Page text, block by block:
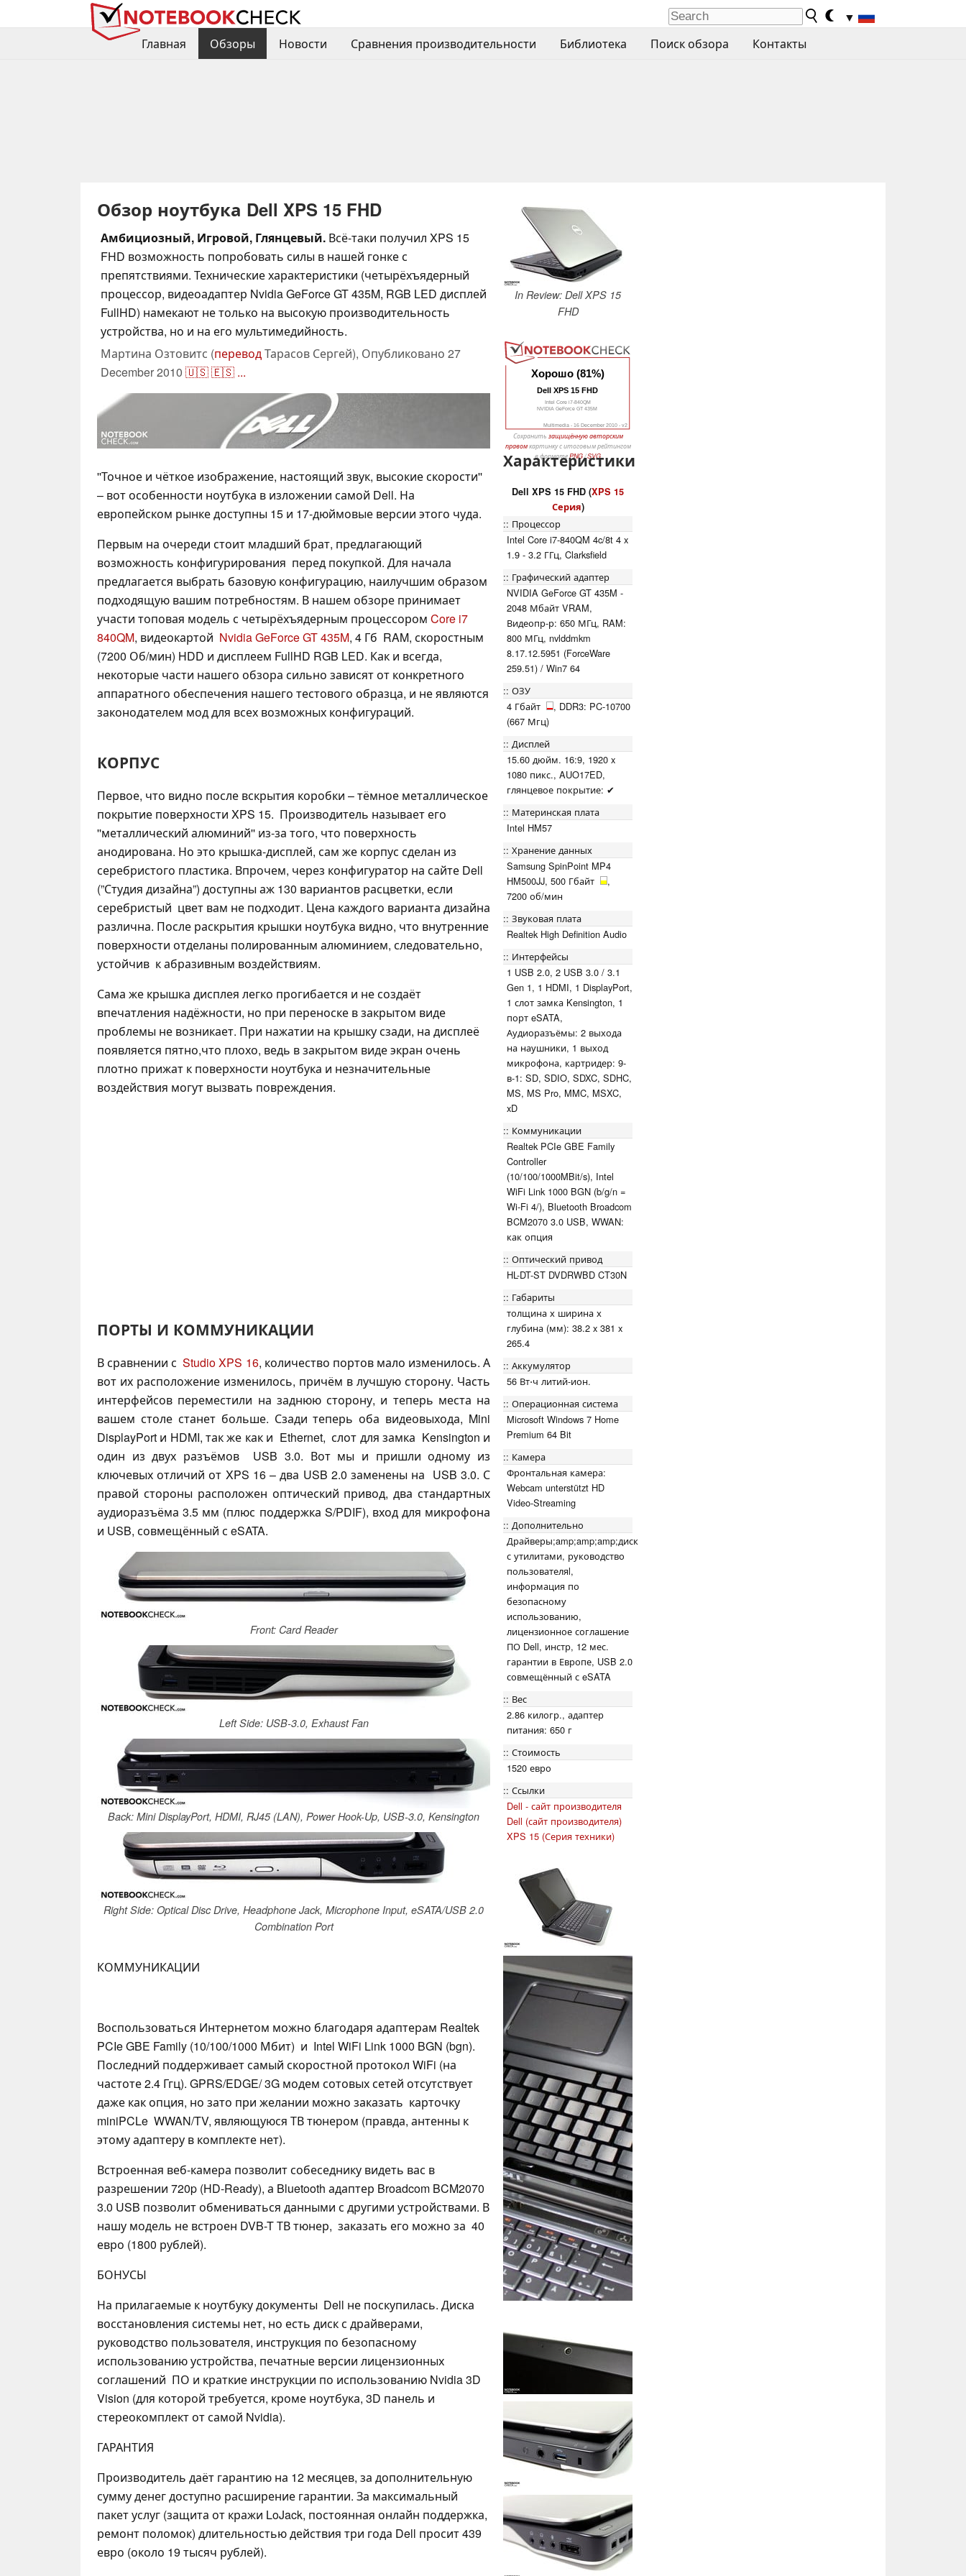
▼
Главная
Обзоры Новости Сравнения производительности Библиотека Поиск обзора Контакты
Обзор ноутбука Dell XPS 15 FHD
Амбициозный, Игровой, Глянцевый. Всё-таки получил XPS 15
FHD возможность попробовать силы в нашей гонке с
препятствиями. Технические характеристики (четырёхъядерный
процессор, видеоадаптер Nvidia GeForce GT 435M, RGB LED дисплей
FullHD) намекают не только на высокую производительность
устройства, но и на его мультимедийность.
Мартина Озтовитс (переводТарасов Сергей), Опубликовано 27
December 2010 🇺🇸🇪🇸 ...
''Точное и чёткое изображение, настоящий звук, высокие скорости''
– вот особенности ноутбука в изложении самой Dell. На
европейском рынке доступны 15 и 17-дюймовые версии этого чуда.
Первым на очереди стоит младший брат, предлагающий
возможность конфигурирования перед покупкой. Для начала
предлагается выбрать базовую конфигурацию, наилучшим образом
подходящую вашим потребностям. В нашем обзоре принимает
участи топовая модель с четырёхъядерным процессором Core i7
840QM, видеокартой Nvidia GeForce GT 435M, 4 Гб RAM, скоростным
(7200 Об/мин) HDD и дисплеем FullHD RGB LED. Как и всегда,
некоторые части нашего обзора сильно зависят от конкретного
аппаратного обеспечения нашего тестового образца, и не являются
законодателем мод для всех возможных конфигураций.
КОРПУС
Первое, что видно после вскрытия коробки – тёмное металлическое
покрытие поверхности XPS 15. Производитель называет его
''металлический алюминий'' из-за того, что поверхность
анодирована. Но это крышка-дисплей, сам же корпус сделан из
серебристого пластика. Впрочем, через конфигуратор на сайте Dell
(”Студия дизайна”) доступны аж 130 вариантов расцветки, если
серебристый цвет вам не подходит. Цена каждого варианта дизайна
различна. После раскрытия крышки ноутбука видно, что внутренние
поверхности отделаны полированным алюминием, следовательно,
устойчив к абразивным воздействиям.
Сама же крышка дисплея легко прогибается и не создаёт
впечатления надёжности, но при переноске в закрытом виде
проблемы не возникает. При нажатии на крышку сзади, на дисплеё
появляется пятно,что плохо, ведь в закрытом виде экран очень
плотно прижат к поверхности ноутбука и незначительные
воздействия могут вызвать повреждения.
ПОРТЫ И КОММУНИКАЦИИ
В сравнении сStudio XPS 16, количество портов мало изменилось. А
вот их расположение изменилось, причём в лучшую сторону. Часть
интерфейсов переместили на заднюю сторону, и теперь места на
вашем столе станет больше. Сзади теперь оба видеовыхода, Mini
DisplayPort и HDMI, так же как и Ethernet, слот для замка Kensington и
один из двух разъёмов USB 3.0. Вот мы и пришли одному из
ключевых отличий от XPS 16 – два USB 2.0 заменены на USB 3.0. С
правой стороны расположен оптический привод, два стандартных
аудиоразъёма 3.5 мм (плюс поддержка S/PDIF), вход для микрофона
и USB, совмещённый с eSATA.
Front: Card Reader
Left Side: USB-3.0, Exhaust Fan
Back: Mini DisplayPort, HDMI, RJ45 (LAN), Power Hook-Up, USB-3.0, Kensington
Right Side: Optical Disc Drive, Headphone Jack, Microphone Input, eSATA/USB 2.0
Combination Port
КОММУНИКАЦИИ
Воспользоваться Интернетом можно благодаря адаптерам Realtek
PCIe GBE Family (10/100/1000 Мбит) и Intel WiFi Link 1000 BGN (bgn).
Последний поддерживает самый скоростной протокол WiFi (на
частоте 2.4 Ггц). GPRS/EDGE/ 3G модем сотовых сетей отсутствует
даже как опция, но зато при желании можно заказать карточку
miniPCLe WWAN/TV, являющуюся ТВ тюнером (правда, антенны к
этому адаптеру в комплекте нет).
Встроенная веб-камера позволит собеседнику видеть вас в
разрешении 720p (HD-Ready), а Bluetooth адаптер Broadcom BCM2070
3.0 USB позволит обмениваться данными с другими устройствами. В
нашу модель не встроен DVB-T ТВ тюнер, заказать его можно за 40
евро (1800 рублей).
БОНУСЫ
На прилагаемые к ноутбуку документы Dell не поскупилась. Диска
восстановления системы нет, но есть диск с драйверами,
руководство пользователя, инструкция по безопасному
использованию устройства, печатные версии лицензионных
соглашений ПО и краткие инструкции по использованию Nvidia 3D
Vision (для которой требуется, кроме ноутбука, 3D панель и
стереокомплект от самой Nvidia).
ГАРАНТИЯ
Производитель даёт гарантию на 12 месяцев, за дополнительную
сумму денег доступно расширение гарантии. За максимальный
пакет услуг (защита от кражи LoJack, постоянная онлайн поддержка,
ремонт поломок) длительностью действия три года Dell просит 439
евро (около 19 тысяч рублей).
In Review: Dell XPS 15
FHD
Хорошо (81%)
Dell XPS 15 FHD
Intel Core i7-840QM
NVIDIA GeForce GT 435M
Multimedia - 16 December 2010 - v2
Сохранить защищённую авторским
правомкартинку с итоговым рейтингом
в форматеPNG/SVG
Характеристики
Dell XPS 15 FHD (XPS 15
Серия)
Процессор
Intel Core i7-840QM 4c/8t 4 x
1.9 - 3.2 ГГц, Clarksfield
Графический адаптер
NVIDIA GeForce GT 435M -
2048 Мбайт VRAM,
Видеопр-р: 650 МГц, RAM:
800 МГц, nvlddmkm
8.17.12.5951 (ForceWare
259.51) / Win7 64
ОЗУ
4 Гбайт
, DDR3: PC-10700
(667 Мгц)
Дисплей
15.60 дюйм. 16:9, 1920 x
1080 пикс., AUO17ED,
глянцевое покрытие: ✔
Материнская плата
Intel HM57
Хранение данных
Samsung SpinPoint MP4
HM500JJ, 500 Гбайт
,
7200 об/мин
Звуковая плата
Realtek High Definition Audio
Интерфейсы
1 USB 2.0, 2 USB 3.0 / 3.1
Gen 1, 1 HDMI, 1 DisplayPort,
1 слот замка Kensington, 1
порт eSATA,
Аудиоразъёмы: 2 выхода
на наушники, 1 выход
микрофона, картридер: 9-
в-1: SD, SDIO, SDXC, SDHC,
MS, MS Pro, MMC, MSXC,
xD
Коммуникации
Realtek PCIe GBE Family
Controller
(10/100/1000MBit/s), Intel
WiFi Link 1000 BGN (b/g/n =
Wi-Fi 4/), Bluetooth Broadcom
BCM2070 3.0 USB, WWAN:
как опция
Оптический привод
HL-DT-ST DVDRWBD CT30N
Габариты
толщина х ширина х
глубина (мм): 38.2 x 381 x
265.4
Аккумулятор
56 Вт⋅ч литий-ион.
Операционная система
Microsoft Windows 7 Home
Premium 64 Bit
Камера
Фронтальная камера:
Webcam unterstützt HD
Video-Streaming
Дополнительно
Драйверы;amp;amp;amp;диск
с утилитами, руководство
пользователяl,
информация по
безопасному
использованию,
лицензионное соглашение
ПО Dell, инстр, 12 мес.
гарантии в Европе, USB 2.0
совмещённый с eSATA
Вес
2.86 килогр., адаптер
питания: 650 г
Стоимость
1520 евро
Ссылки
Dell - сайт производителя
Dell (сайт производителя)
XPS 15 (Серия техники)